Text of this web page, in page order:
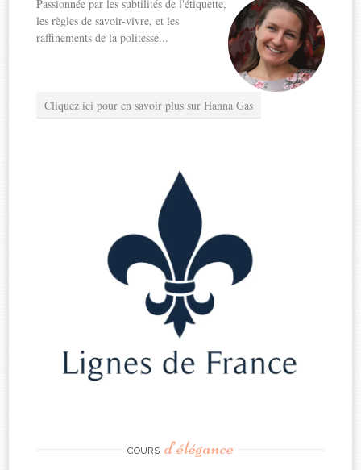
Passionnée par les subtilités de l'étiquette,
les règles de savoir-vivre, et les
raffinements de la politesse...
Cliquez ici pour en savoir plus sur Hanna Gas
COURS d’élégance